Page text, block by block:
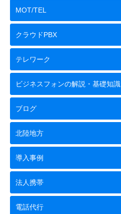
MOT/TEL
クラウドPBX
テレワーク
ビジネスフォンの解説・基礎知識
ブログ
北陸地方
導入事例
法人携帯
電話代行